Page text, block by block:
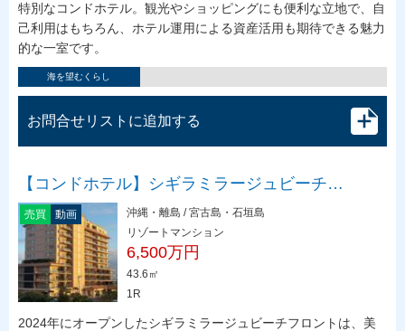
特別なコンドホテル。観光やショッピングにも便利な立地で、自
己利用はもちろん、ホテル運用による資産活用も期待できる魅力
的な一室です。
海を望むくらし
お問合せリストに追加する
【コンドホテル】シギラミラージュビーチ…
売買 動画
沖縄・離島 / 宮古島・石垣島
リゾートマンション
6,500万円
43.6㎡
1R
2024年にオープンしたシギラミラージュビーチフロントは、美